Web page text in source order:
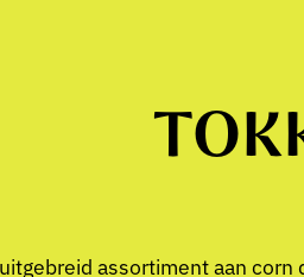
assortiment aan